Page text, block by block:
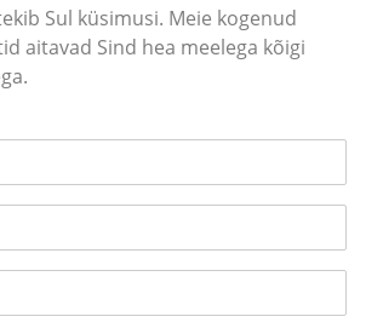
Sul küsimusi. Meie kogenud
aitavad Sind hea meelega kõigi